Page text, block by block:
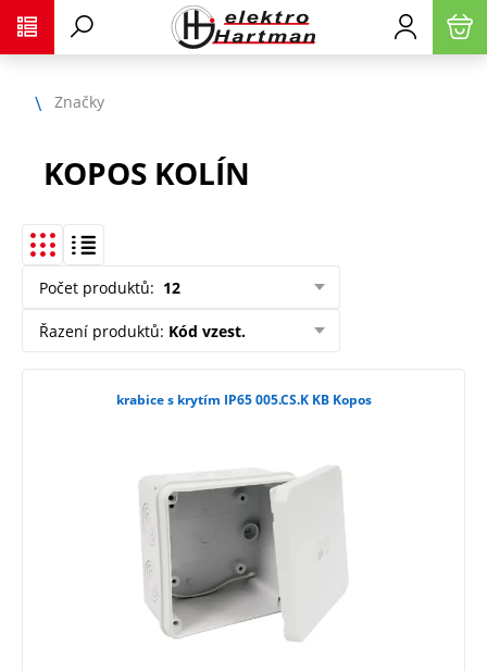
Značky
KOPOS KOLÍN
Počet produktů: 12
Řazení produktů: Kód vzest.
krabice s krytím IP65 005.CS.K KB Kopos